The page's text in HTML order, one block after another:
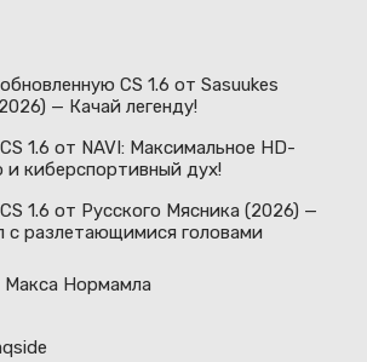
CS 1.6 от Sasuukes
— Качай легенду!
1.6 от NAVI: Максимальное HD-
и киберспортивный дух!
1.6 от Русского Мясника (2026) —
с разлетающимися головами
Макса Нормамла